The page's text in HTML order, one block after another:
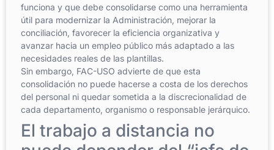
funciona y que debe consolidarse como una herramienta
útil para modernizar la Administración, mejorar la
conciliación, favorecer la eficiencia organizativa y
avanzar hacia un empleo público más adaptado a las
necesidades reales de las plantillas.
Sin embargo, FAC-USO advierte de que esta
consolidación no puede hacerse a costa de los derechos
del personal ni quedar sometida a la discrecionalidad de
cada departamento, organismo o responsable jerárquico.
El trabajo a distancia no